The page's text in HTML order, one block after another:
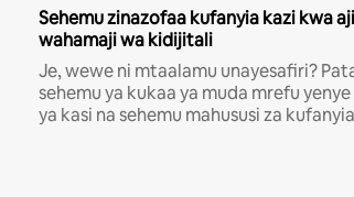
Sehemu zinazofaa kufanyia kazi kwa
wahamaji wa kidijitali
Je, wewe ni mtaalamu unayesafiri?
sehemu ya kukaa ya muda mrefu
ya kasi na sehemu mahususi za